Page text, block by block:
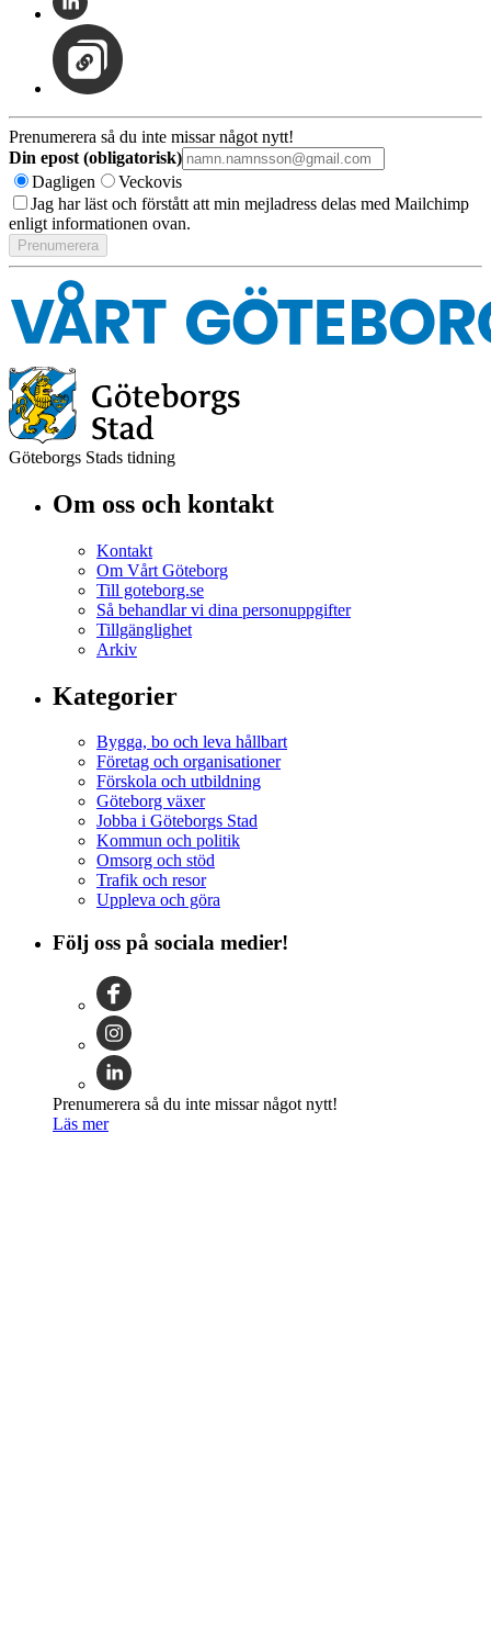
Prenumerera så du inte missar något nytt!
Din epost (obligatorisk)
Dagligen
Veckovis
Jag har läst och förstått att min mejladress delas med Mailchimp
enligt informationen ovan.
Göteborgs Stads tidning
Om oss och kontakt
Kontakt
Om Vårt Göteborg
Till goteborg.se
Så behandlar vi dina personuppgifter
Tillgänglighet
Arkiv
Kategorier
Bygga, bo och leva hållbart
Företag och organisationer
Förskola och utbildning
Göteborg växer
Jobba i Göteborgs Stad
Kommun och politik
Omsorg och stöd
Trafik och resor
Uppleva och göra
Följ oss på sociala medier!
Prenumerera så du inte missar något nytt!
Läs mer